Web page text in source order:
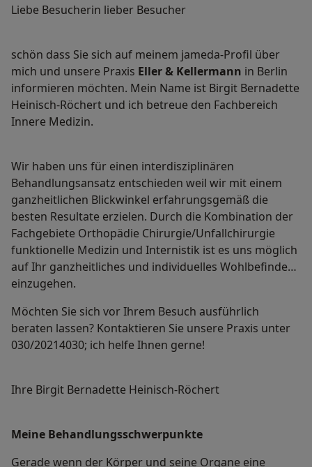
Liebe Besucherin lieber Besucher
schön dass Sie sich auf meinem jameda-Profil über
mich und unsere Praxis Eller & Kellermann in Berlin
informieren möchten. Mein Name ist Birgit Bernadette
Heinisch-Röchert und ich betreue den Fachbereich
Innere Medizin.
Wir haben uns für einen interdisziplinären
Behandlungsansatz entschieden weil wir mit einem
ganzheitlichen Blickwinkel erfahrungsgemäß die
besten Resultate erzielen. Durch die Kombination der
Fachgebiete Orthopädie Chirurgie/Unfallchirurgie
funktionelle Medizin und Internistik ist es uns möglich
auf Ihr ganzheitliches und individuelles Wohlbefinden
einzugehen.
Möchten Sie sich vor Ihrem Besuch ausführlich
beraten lassen? Kontaktieren Sie unsere Praxis unter
030/20214030; ich helfe Ihnen gerne!
Ihre Birgit Bernadette Heinisch-Röchert
Meine Behandlungs­schwerpunkte
Gerade wenn der Körper und seine Organe eine